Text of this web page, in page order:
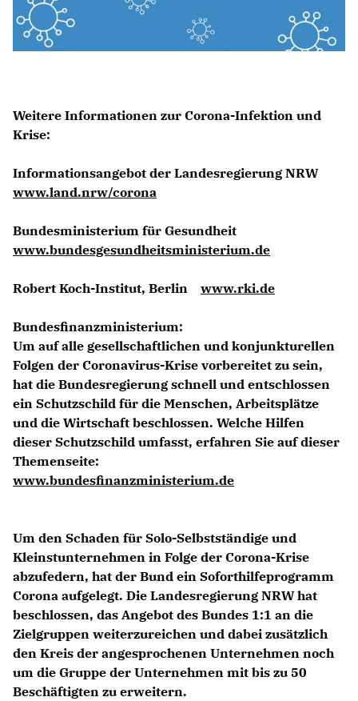
Mitglied werden
SPENDEN
Weitere Informationen zur Corona-Infektion und
Krise:
Informationsangebot der Landesregierung NRW
www.land.nrw/corona
Bundesministerium für Gesundheit
www.bundesgesundheitsministerium.de
Robert Koch-Institut, Berlin www.rki.de
Bundesfinanzministerium:
Um auf alle gesellschaftlichen und konjunkturellen
Folgen der Coronavirus-Krise vorbereitet zu sein,
hat die Bundesregierung schnell und entschlossen
ein Schutzschild für die Menschen, Arbeitsplätze
und die Wirtschaft beschlossen. Welche Hilfen
dieser Schutzschild umfasst, erfahren Sie auf dieser
Themenseite:
www.bundesfinanzministerium.de
Um den Schaden für Solo-Selbstständige und
Kleinstunternehmen in Folge der Corona-Krise
abzufedern, hat der Bund ein Soforthilfeprogramm
Corona aufgelegt. Die Landesregierung NRW hat
beschlossen, das Angebot des Bundes 1:1 an die
Zielgruppen weiterzureichen und dabei zusätzlich
den Kreis der angesprochenen Unternehmen noch
um die Gruppe der Unternehmen mit bis zu 50
Beschäftigten zu erweitern.